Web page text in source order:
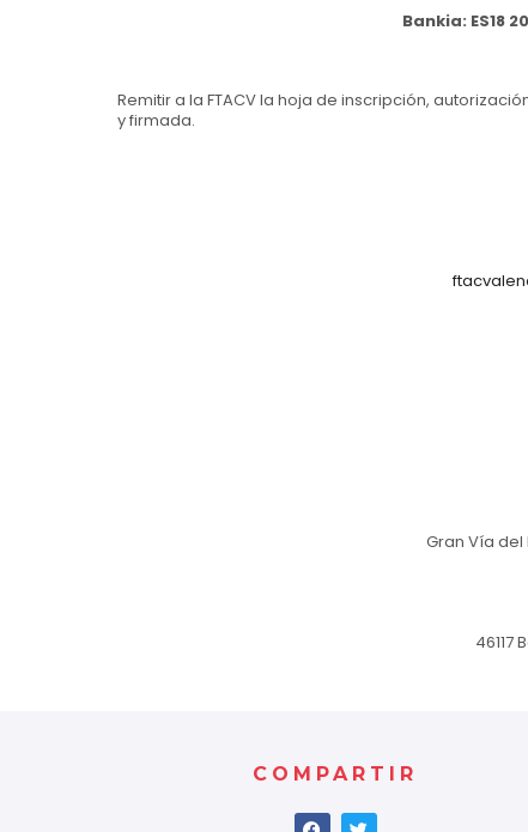
Bankia: ES18
Remitir a la FTACV la hoja de inscripción,
y firmada.
Gran Vía del
46117
COMPARTIR